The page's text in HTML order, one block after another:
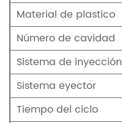
Material de plastico
Número de cavidad
Sistema de inyección
Sistema eyector
Tiempo del ciclo